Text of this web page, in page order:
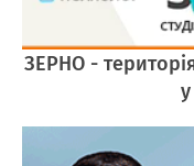
ЗЕРНО -